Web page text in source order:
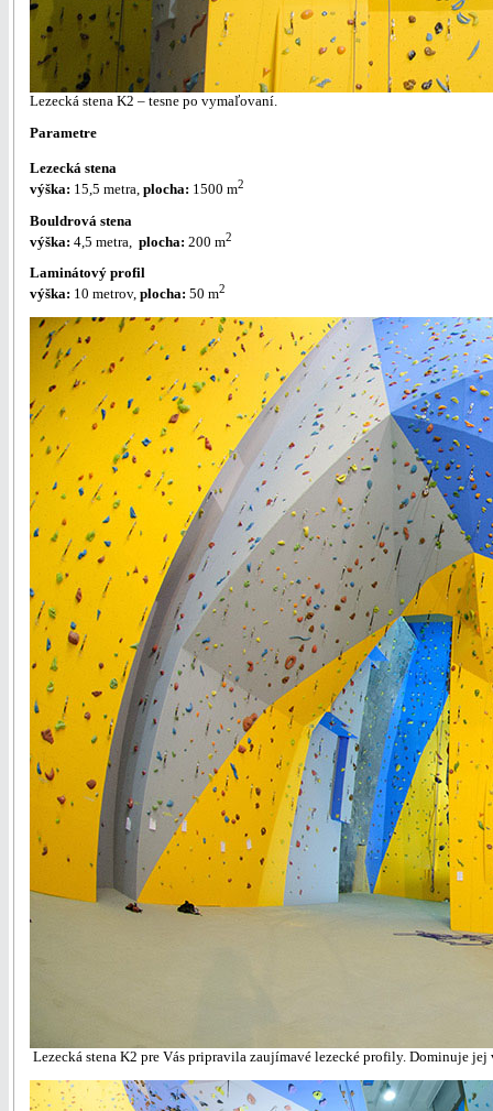
Lezecká stena K2 – tesne po vymaľovaní.
Parametre
Lezecká stena
výška: 15,5 metra, plocha: 1500 m2
Bouldrová stena
výška: 4,5 metra, plocha: 200 m2
Laminátový profil
výška: 10 metrov, plocha: 50 m2
Lezecká stena K2 pre Vás pripravila zaujímavé lezecké profily. Dominuje